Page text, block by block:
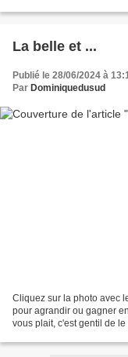
La belle et ...
Publié le 28/06/2024 à
Par Dominiquedusud
Cliquez sur la photo avec
pour agrandir ou gagner
vous plait, c'est gentil de